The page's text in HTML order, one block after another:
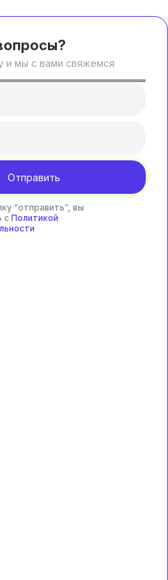
и мы с вами свяжемся
Отправить
“отправить”, вы
с Политикой